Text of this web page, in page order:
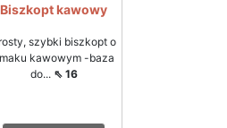
Biszkopt kawowy
szybki biszkopt o
kawowym -baza
do... ⇖ 16